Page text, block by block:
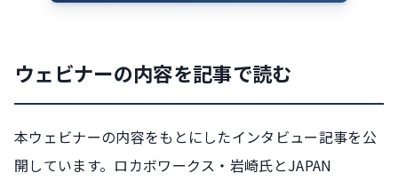
ウェビナーの内容を記事で読む
本ウェビナーの内容をもとにしたインタビュー記事を公
開しています。ロカボワークス・岩崎氏とJAPAN